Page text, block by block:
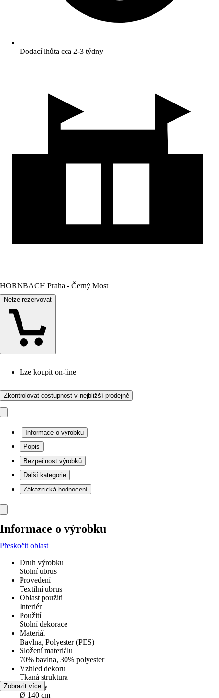
Dodací lhůta cca 2-3 týdny
HORNBACH Praha - Černý Most
Nelze rezervovat
Lze koupit on-line
Zkontrolovat dostupnost v nejbližší prodejně
Informace o výrobku
Popis
Bezpečnost výrobků
Další kategorie
Zákaznická hodnocení
Informace o výrobku
Přeskočit oblast
Druh výrobku
Stolní ubrus
Provedení
Textilní ubrus
Oblast použití
Interiér
Použití
Stolní dekorace
Materiál
Bavlna, Polyester (PES)
Složení materiálu
70% bavlna, 30% polyester
Vzhled dekoru
Tkaná struktura
Rozměry
Ø 140 cm
Zobrazit více